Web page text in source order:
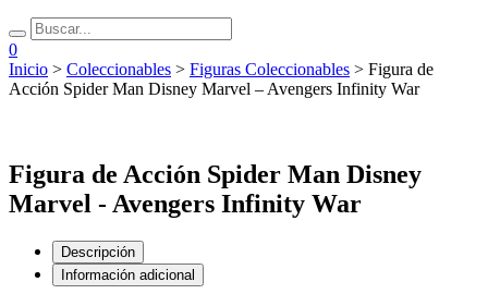
0
Inicio > Coleccionables > Figuras Coleccionables > Figura de
Acción Spider Man Disney Marvel – Avengers Infinity War
Figura de Acción Spider Man Disney
Marvel - Avengers Infinity War
Descripción
Información adicional